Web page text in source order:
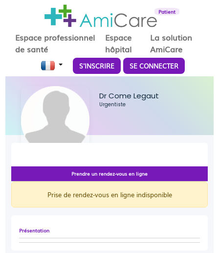
Patient
Espace professionnel
de santé
Espace
hôpital
La solution
AmiCare
S'INSCRIRE SE CONNECTER
Dr Come Legaut
Urgentiste
Présentation
Prendre un rendez-vous en ligne
Prise de rendez-vous en ligne indisponible